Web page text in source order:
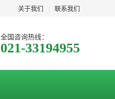
关于我们 联系我们
全国咨询热线：
021-33194955